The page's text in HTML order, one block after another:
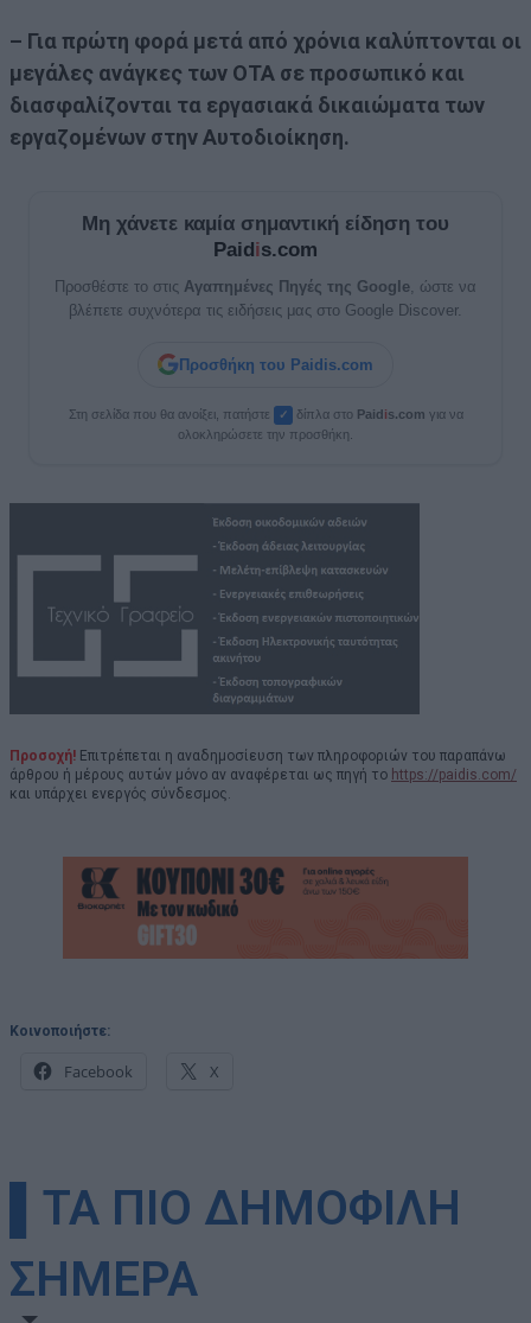
– Για πρώτη φορά μετά από χρόνια καλύπτονται οι
μεγάλες ανάγκες των ΟΤΑ σε προσωπικό και
διασφαλίζονται τα εργασιακά δικαιώματα των
εργαζομένων στην Αυτοδιοίκηση.
Μη χάνετε καμία σημαντική είδηση του
Paidis.com
Προσθέστε το στις Αγαπημένες Πηγές της Google , ώστε να
βλέπετε συχνότερα τις ειδήσεις μας στο Google Discover.
Προσθήκη του Paidis.com
Στη σελίδα που θα ανοίξει, πατήστε ✓ δίπλα στο Paidis.com για να
ολοκληρώσετε την προσθήκη.
Προσοχή! Επιτρέπεται η αναδημοσίευση των πληροφοριών του παραπάνω
άρθρου ή μέρους αυτών μόνο αν αναφέρεται ως πηγή το https://paidis.com/
και υπάρχει ενεργός σύνδεσμος.
Κοινοποιήστε:
Facebook X
▌ΤΑ ΠΙΟ ΔΗΜΟΦΙΛΗ
ΣΗΜΕΡΑ